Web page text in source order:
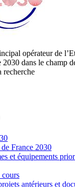
opérateur de
dans le champ
recherche
France 2030
et équipements
cours
antérieurs et